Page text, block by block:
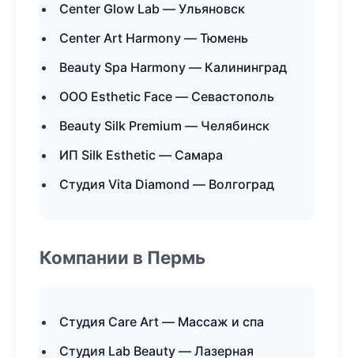
Center Glow Lab — Ульяновск
Center Art Harmony — Тюмень
Beauty Spa Harmony — Калининград
ООО Esthetic Face — Севастополь
Beauty Silk Premium — Челябинск
ИП Silk Esthetic — Самара
Студия Vita Diamond — Волгоград
Компании в Пермь
Студия Care Art — Массаж и спа
Студия Lab Beauty — Лазерная